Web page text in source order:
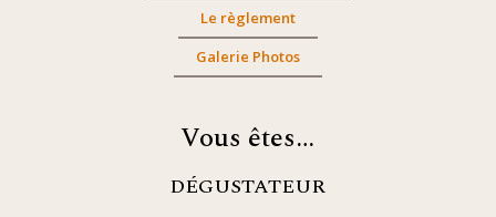
Le règlement
Galerie Photos
Vous êtes…
DÉGUSTATEUR